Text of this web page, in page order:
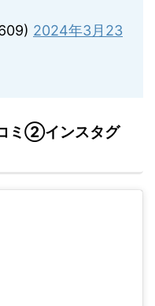
2024年3月23
ミ②インスタグ